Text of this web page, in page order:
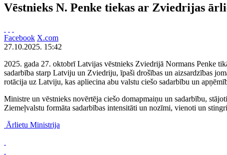
Vēstnieks N. Penke tiekas ar Zviedrijas
Facebook X.com
27.10.2025. 15:42
2025. gada 27. oktobrī Latvijas vēstnieks Zviedrijā Normans Penke
sadarbība starp Latviju un Zviedriju, īpaši drošības un aizsardzības
rotācija uz Latviju, kas apliecina abu valstu ciešo sadarbību un
Ministre un vēstnieks novērtēja ciešo domapmaiņu un sadarbību,
Ziemeļvalstu formāta sadarbības intensitāti un nozīmi, vienoti un
Ārlietu Ministrija